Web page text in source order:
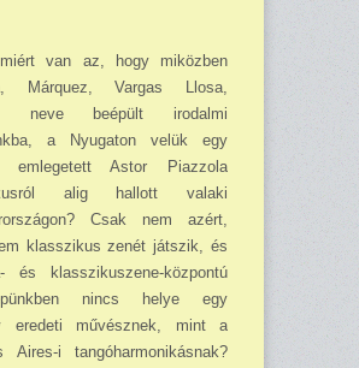
van az, hogy miközben
Márquez, Vargas Llosa,
neve beépült irodalmi
a Nyugaton velük egy
emlegetett Astor Piazzola
alig hallott valaki
Csak nem azért,
klasszikus zenét játszik, és
és klasszikuszene-központú
nincs helye egy
eredeti mű­vésznek, mint a
Aires-i tangóharmonikásnak?